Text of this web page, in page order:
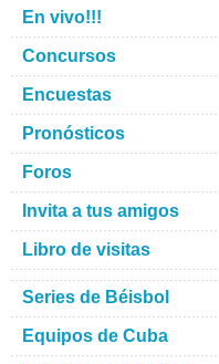
En vivo!!!
Concursos
Encuestas
Pronósticos
Foros
Invita a tus amigos
Libro de visitas
Series de Béisbol
Equipos de Cuba